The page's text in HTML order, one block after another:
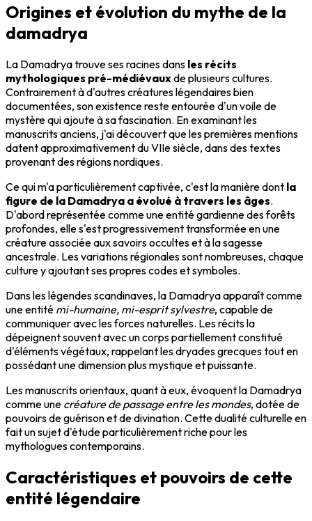
Origines et évolution du mythe de la
damadrya
La Damadrya trouve ses racines dans les récits
mythologiques pré-médiévauxde plusieurs cultures.
Contrairement à d'autres créatures légendaires bien
documentées, son existence reste entourée d'un voile de
mystère qui ajoute à sa fascination. En examinant les
manuscrits anciens, j'ai découvert que les premières mentions
datent approximativement du VIIe siècle, dans des textes
provenant des régions nordiques.
Ce qui m'a particulièrement captivée, c'est la manière dont la
figure de la Damadrya a évolué à travers les âges.
D'abord représentée comme une entité gardienne des forêts
profondes, elle s'est progressivement transformée en une
créature associée aux savoirs occultes et à la sagesse
ancestrale. Les variations régionales sont nombreuses, chaque
culture y ajoutant ses propres codes et symboles.
Dans les légendes scandinaves, la Damadrya apparaît comme
une entité mi-humaine, mi-esprit sylvestre, capable de
communiquer avec les forces naturelles. Les récits la
dépeignent souvent avec un corps partiellement constitué
d'éléments végétaux, rappelant les dryades grecques tout en
possédant une dimension plus mystique et puissante.
Les manuscrits orientaux, quant à eux, évoquent la Damadrya
comme une créature de passage entre les mondes, dotée de
pouvoirs de guérison et de divination. Cette dualité culturelle en
fait un sujet d'étude particulièrement riche pour les
mythologues contemporains.
Caractéristiques et pouvoirs de cette
entité légendaire